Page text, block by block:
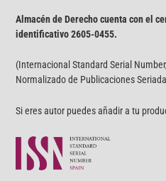
Almacén de Derecho cuenta con el
identificativo2605-0455.
(Internacional Standard Serial
Normalizado de Publicaciones
Si eres autor puedes añadir a tu